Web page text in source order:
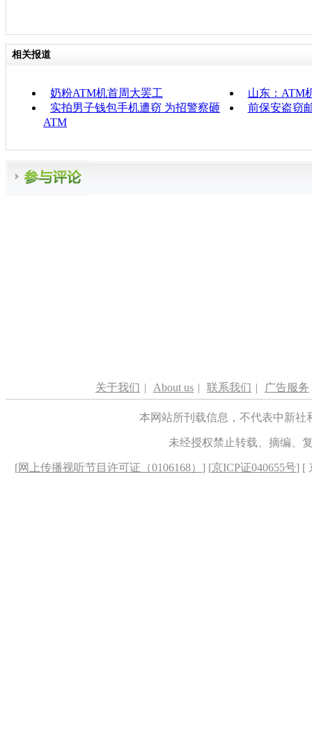
相关报道
奶粉ATM机首周大罢工
山东：ATM
实拍男子钱包手机遭窃 为招警察砸
ATM
前保安盗窃
关于我们 | About us | 联系我们 | 广告服务
本网站所刊载信息，不代表中新
未经授权禁止转载、摘编、
[网上传播视听节目许可证（0106168） ] [京ICP证040655号] [